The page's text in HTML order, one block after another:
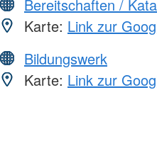
Bereitschaften /
Karte: Link zur
Bildungswerk
Karte: Link zur